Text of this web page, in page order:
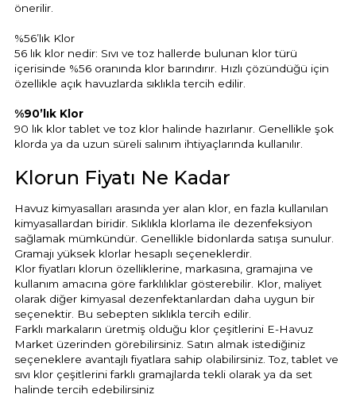
önerilir.
%56’lık Klor
56 lık klor nedir: Sıvı ve toz hallerde bulunan klor türü
içerisinde %56 oranında klor barındırır. Hızlı çözündüğü için
özellikle açık havuzlarda sıklıkla tercih edilir.
%90’lık Klor
90 lık klor tablet ve toz klor halinde hazırlanır. Genellikle şok
klorda ya da uzun süreli salınım ihtiyaçlarında kullanılır.
Klorun Fiyatı Ne Kadar
Havuz kimyasalları arasında yer alan klor, en fazla kullanılan
kimyasallardan biridir. Sıklıkla klorlama ile dezenfeksiyon
sağlamak mümkündür. Genellikle bidonlarda satışa sunulur.
Gramajı yüksek klorlar hesaplı seçeneklerdir.
Klor fiyatları klorun özelliklerine, markasına, gramajına ve
kullanım amacına göre farklılıklar gösterebilir. Klor, maliyet
olarak diğer kimyasal dezenfektanlardan daha uygun bir
seçenektir. Bu sebepten sıklıkla tercih edilir.
Farklı markaların üretmiş olduğu klor çeşitlerini E-Havuz
Market üzerinden görebilirsiniz. Satın almak istediğiniz
seçeneklere avantajlı fiyatlara sahip olabilirsiniz. Toz, tablet ve
sıvı klor çeşitlerini farklı gramajlarda tekli olarak ya da set
halinde tercih edebilirsiniz